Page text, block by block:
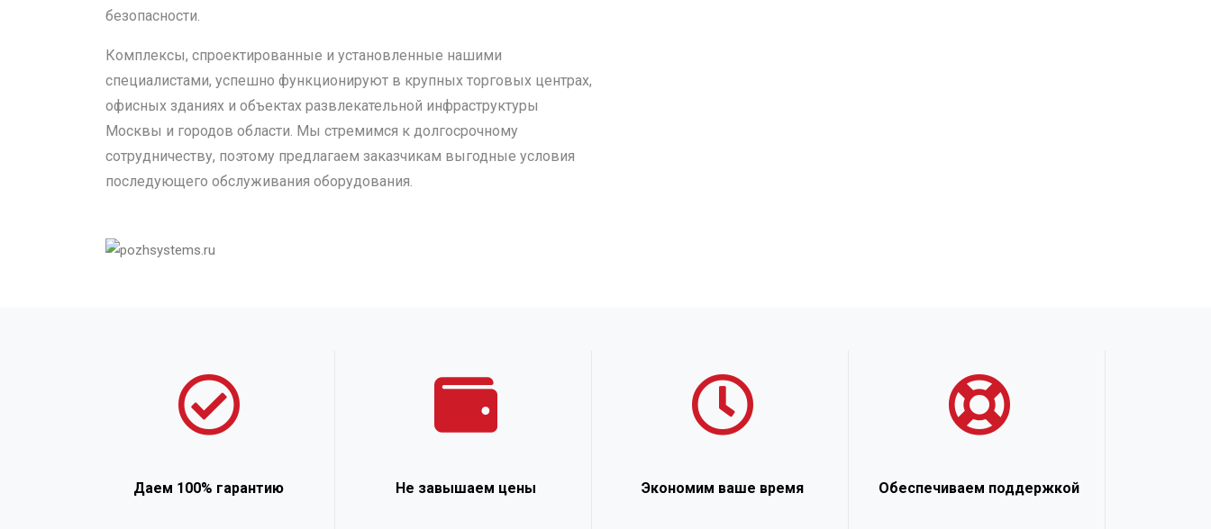
безопасности.
Комплексы, спроектированные и установленные нашими
специалистами, успешно функционируют в крупных торговых центрах,
офисных зданиях и объектах развлекательной инфраструктуры
Москвы и городов области. Мы стремимся к долгосрочному
сотрудничеству, поэтому предлагаем заказчикам выгодные условия
последующего обслуживания оборудования.
Даем 100% гарантию Не завышаем цены Экономим ваше время Обеспечиваем поддержкой